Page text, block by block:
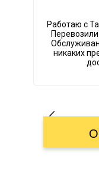
Работаю с
никаких